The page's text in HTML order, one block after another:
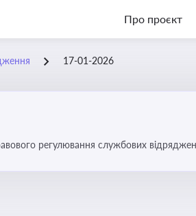
Про проєкт
17-01-2026
регулювання службових